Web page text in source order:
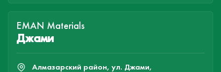
EMAN Materials
Джами
Алмазарский район, ул. Джами,